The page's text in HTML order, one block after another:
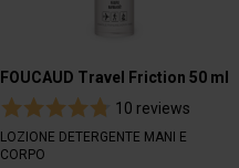
FOUCAUD Travel Friction 50 ml
10 reviews
LOZIONE DETERGENTE MANI E
CORPO